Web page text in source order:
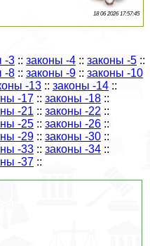
18 06 2026 17:57:45
-3 :: законы -4 :: законы -5 ::
-8 :: законы -9 :: законы -10
-13 :: законы -14 ::
-17 :: законы -18 ::
-21 :: законы -22 ::
-25 :: законы -26 ::
-29 :: законы -30 ::
-33 :: законы -34 ::
-37 ::